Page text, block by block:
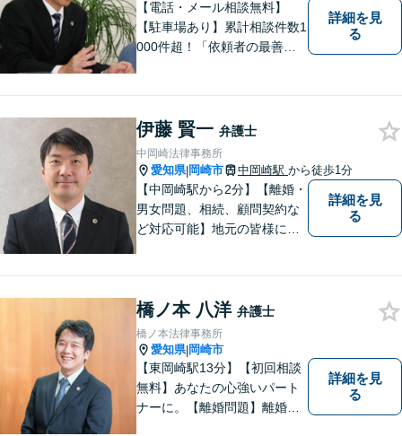
【電話・メール相談無料】
【駐車場あり】累計相談件数1
000件超！「依頼者の最善の
気軽にご相談ください！【完
全個室対応】
詳細を見
る
伊藤 賢一 弁護士
中岡崎法律事務所
愛知県|岡崎市 中岡崎駅 から徒歩1分
【中岡崎駅から2分】【離婚・
男女問題、相続、顧問契約な
ど対応可能】地元の皆様にご
詳細を見
る
橋ノ本 八洋 弁護士
橋ノ本法律事務所
愛知県|岡崎市
【東岡崎駅13分】【初回相談
無料】あなたの心強いパート
ナーに。【離婚問題】離婚協
詳細を見
る